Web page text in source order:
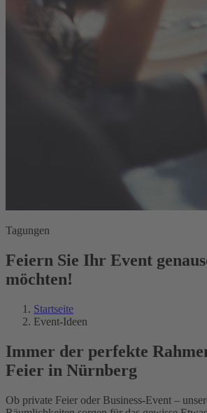
Tagungen
Feiern Sie Ihr Event
möchten!
Startseite
Event-Ideen
Immer der perfekte
Feier in Nürnberg
Ob private Feier oder Business-Event –